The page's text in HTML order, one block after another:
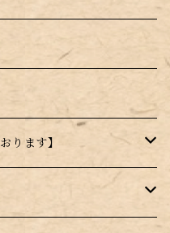
楽しめる！
ります】